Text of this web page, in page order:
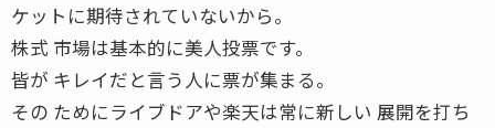
ケットに期待されていないから。
株式 市場は基本的に美人投票です。
皆が キレイだと言う人に票が集まる。
その ためにライブドアや楽天は常に新しい 展開を打ち